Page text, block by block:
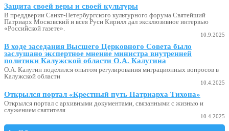
Защита своей веры и своей культуры
В преддверии Санкт-Петербургского культурного форума Святейший
Патриарх Московский и всея Руси Кирилл дал эксклюзивное интервью
«Российской газете».
10.9.2025
В ходе заседания Высшего Церковного Совета было
заслушано экспертное мнение министра внутренней
политики Калужской области О.А. Калугина
О.А. Калугин поделился опытом регулирования миграционных вопросов в
Калужской области
10.4.2025
Открылся портал «Крестный путь Патриарха Тихона»
Открылся портал с архивными документами, связанными с жизнью и
служением святителя
10.4.2025